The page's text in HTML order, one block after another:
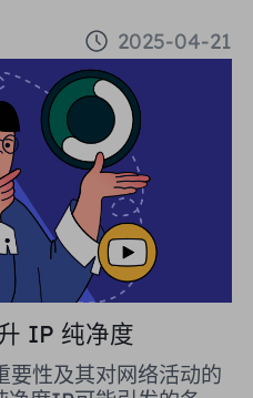
的基本概念、站内和
了如何利用代理工具
）来提升SEO效果。
费的广告方式，还能长
可见度和流量，对企
2025-04-21
IP 纯净度
性及其对网络活动的